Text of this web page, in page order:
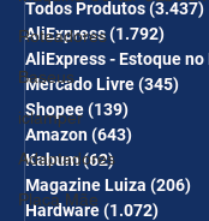
Roteadores
Baseus
iclamper
Adaptadores
Placa Mãe
desc em 10
CUPONS
COMBO
Todos Produtos(3.437)
AliExpress(1.792)
AliExpress - Estoque no
Mercado Livre(345)
Shopee(139)
Amazon(643)
Kabum(62)
Magazine Luiza (206)
Hardware(1.072)